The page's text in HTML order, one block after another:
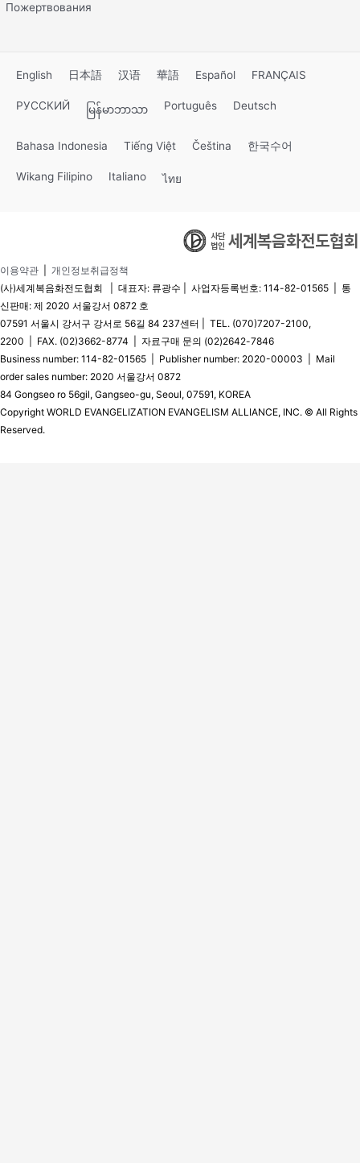
Пожертвования
English 日本語 汉语 華語 Español FRANÇAIS
РУССКИЙ မြန်မာဘာသာ Português Deutsch
Bahasa Indonesia Tiếng Việt Čeština 한국수어
Wikang Filipino Italiano ไทย
이용약관
개인정보취급정책
(사)세계복음화전도협회 | 대표자: 류광수 | 사업자등록번호: 114-82-01565 | 통
신판매: 제 2020 서울강서 0872 호
07591 서울시 강서구 강서로 56길 84 237센터 | TEL. (070)7207-2100,
2200 | FAX. (02)3662-8774 | 자료구매 문의 (02)2642-7846
Business number: 114-82-01565 | Publisher number: 2020-00003 | Mail
order sales number: 2020 서울강서 0872
84 Gongseo ro 56gil, Gangseo-gu, Seoul, 07591, KOREA
Copyright WORLD EVANGELIZATION EVANGELISM ALLIANCE, INC. © All Rights
Reserved.